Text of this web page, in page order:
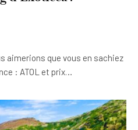
aimerions que vous en sachiez
: ATOL et prix…